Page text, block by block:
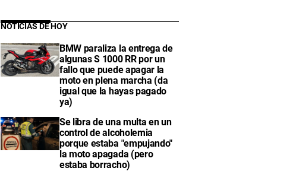
NOTICIAS DE HOY
BMW paraliza la entrega de
algunas S 1000 RR por un
fallo que puede apagar la
moto en plena marcha (da
igual que la hayas pagado
ya)
Se libra de una multa en un
control de alcoholemia
porque estaba "empujando"
la moto apagada (pero
estaba borracho)